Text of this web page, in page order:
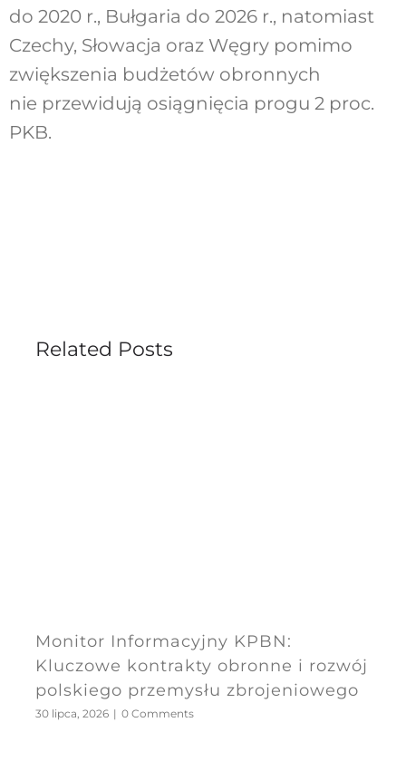
do 2020 r., Bułgaria do 2026 r., natomiast
Czechy, Słowacja oraz Węgry pomimo
zwiększenia budżetów obronnych
nie przewidują osiągnięcia progu 2 proc.
PKB.
Related Posts
Monitor Informacyjny KPBN:
Kluczowe kontrakty obronne i rozwój
polskiego przemysłu zbrojeniowego
30 lipca, 2026 | 0 Comments